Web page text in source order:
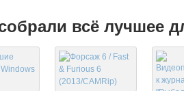
всё лучшее